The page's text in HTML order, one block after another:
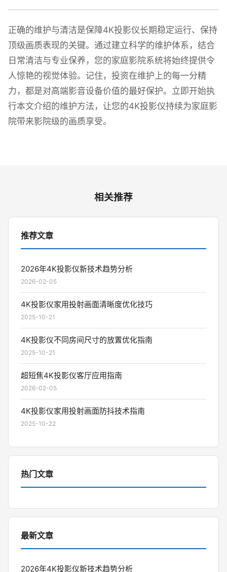
正确的维护与清洁是保障4K投影仪长期稳定运行、保持
顶级画质表现的关键。通过建立科学的维护体系，结合
日常清洁与专业保养，您的家庭影院系统将始终提供令
人惊艳的视觉体验。记住，投资在维护上的每一分精
力，都是对高端影音设备价值的最好保护。立即开始执
行本文介绍的维护方法，让您的4K投影仪持续为家庭影
院带来影院级的画质享受。
相关推荐
推荐文章
2026年4K投影仪新技术趋势分析
2026-02-05
4K投影仪家用投射画面清晰度优化技巧
2025-10-21
4K投影仪不同房间尺寸的放置优化指南
2025-10-21
超短焦4K投影仪客厅应用指南
2026-02-05
4K投影仪家用投射画面防抖技术指南
2025-10-22
热门文章
最新文章
2026年4K投影仪新技术趋势分析